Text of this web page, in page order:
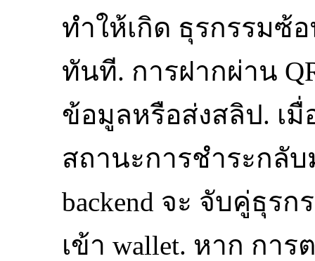
ทำให้เกิด ธุรกรรมซ้
ทันที. การฝากผ่าน
ข้อมูลหรือส่งสลิป. เ
สถานะการชำระกลั
backend จะ จับคู่ธุรก
เข้า wallet. หาก กา